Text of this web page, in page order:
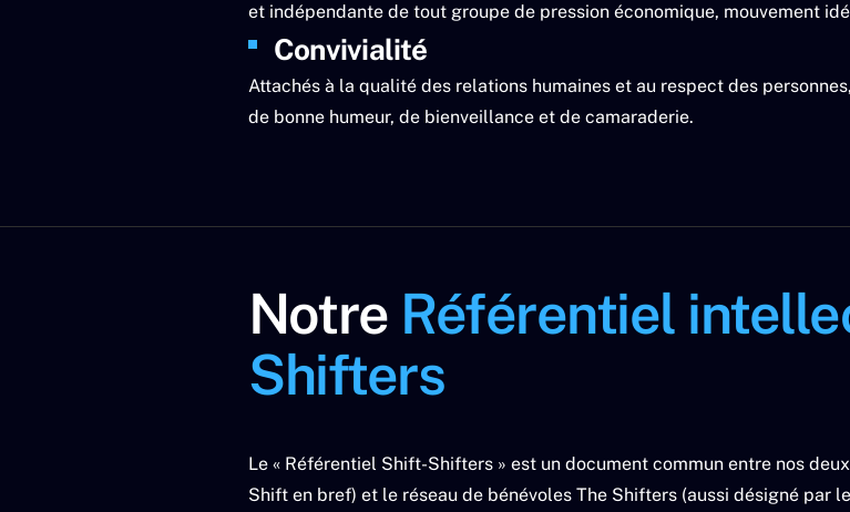
et indépendante de tout groupe de pression économique, mouvement
Convivialité
Attachés à la qualité des relations humaines et au respect des
de bonne humeur, de bienveillance et de camaraderie.
Notre Référentiel
Shifters
Le « Référentiel Shift-Shifters » est un document commun entre nos
Shift en bref) et le réseau de bénévoles The Shifters (aussi désigné par